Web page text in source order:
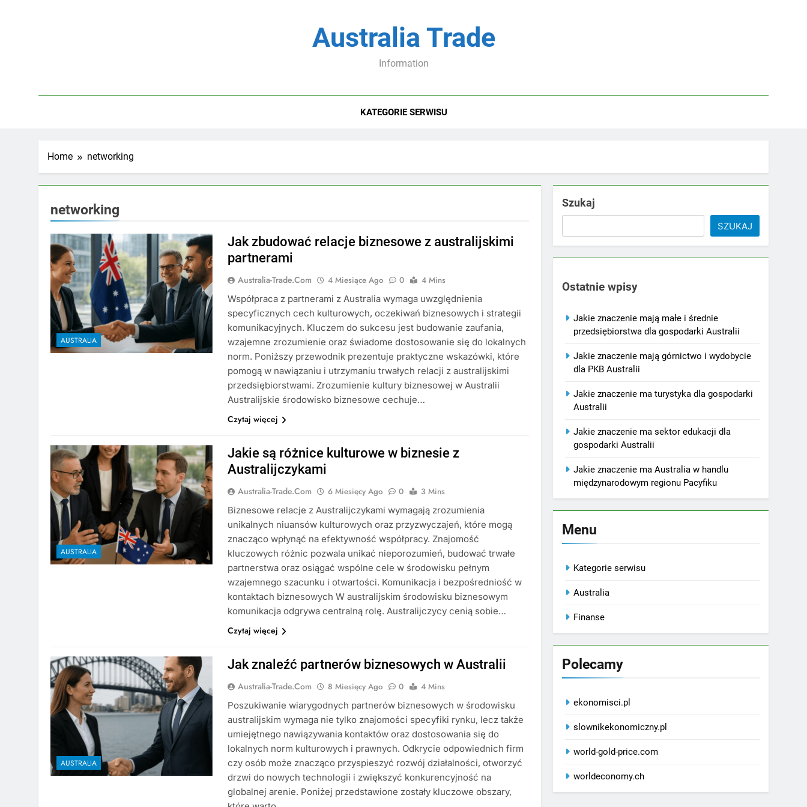
Australia Trade
Information
KATEGORIE SERWISU
Home networking
networking
AUSTRALIA
Jak zbudować relacje biznesowe z australijskimi
partnerami
Australia-Trade.com 4 Miesiące Ago 0
4 Mins
Współpraca z partnerami z Australia wymaga uwzględnienia
specyficznych cech kulturowych, oczekiwań biznesowych i strategii
komunikacyjnych. Kluczem do sukcesu jest budowanie zaufania,
wzajemne zrozumienie oraz świadome dostosowanie się do lokalnych
norm. Poniższy przewodnik prezentuje praktyczne wskazówki, które
pomogą w nawiązaniu i utrzymaniu trwałych relacji z australijskimi
przedsiębiorstwami. Zrozumienie kultury biznesowej w Australii
Australijskie środowisko biznesowe cechuje…
Czytaj więcej
AUSTRALIA
Jakie są różnice kulturowe w biznesie z
Australijczykami
Australia-Trade.com 6 Miesięcy Ago 0
3 Mins
Biznesowe relacje z Australijczykami wymagają zrozumienia
unikalnych niuansów kulturowych oraz przyzwyczajeń, które mogą
znacząco wpłynąć na efektywność współpracy. Znajomość
kluczowych różnic pozwala unikać nieporozumień, budować trwałe
partnerstwa oraz osiągać wspólne cele w środowisku pełnym
wzajemnego szacunku i otwartości. Komunikacja i bezpośredniość w
kontaktach biznesowych W australijskim środowisku biznesowym
komunikacja odgrywa centralną rolę. Australijczycy cenią sobie…
Czytaj więcej
AUSTRALIA
Jak znaleźć partnerów biznesowych w Australii
Australia-Trade.com 8 Miesięcy Ago 0
4 Mins
Poszukiwanie wiarygodnych partnerów biznesowych w środowisku
australijskim wymaga nie tylko znajomości specyfiki rynku, lecz także
umiejętnego nawiązywania kontaktów oraz dostosowania się do
lokalnych norm kulturowych i prawnych. Odkrycie odpowiednich firm
czy osób może znacząco przyspieszyć rozwój działalności, otworzyć
drzwi do nowych technologii i zwiększyć konkurencyjność na
globalnej arenie. Poniżej przedstawione zostały kluczowe obszary,
Szukaj
SZUKAJ
Ostatnie wpisy
Jakie znaczenie mają małe i średnie
przedsiębiorstwa dla gospodarki Australii
Jakie znaczenie mają górnictwo i wydobycie
dla PKB Australii
Jakie znaczenie ma turystyka dla gospodarki
Australii
Jakie znaczenie ma sektor edukacji dla
gospodarki Australii
Jakie znaczenie ma Australia w handlu
międzynarodowym regionu Pacyfiku
Menu
Kategorie serwisu
Australia
Finanse
Polecamy
ekonomisci.pl
slownikekonomiczny.pl
world-gold-price.com
worldeconomy.ch